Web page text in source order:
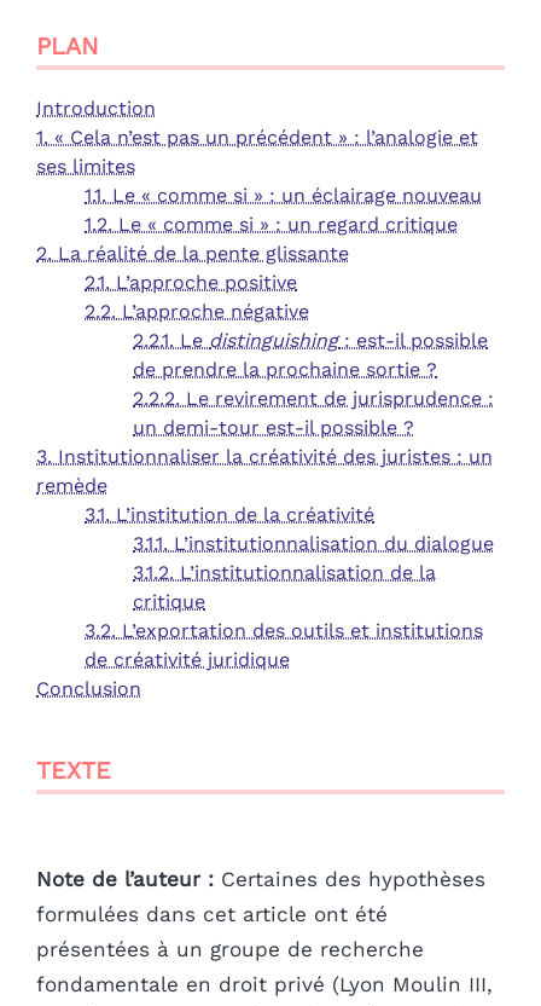
PLAN
Introduction
1. « Cela n’est pas un précédent » : l’analogie et
ses limites
1.1. Le « comme si » : un éclairage nouveau
1.2. Le « comme si » : un regard critique
2. La réalité de la pente glissante
2.1. L’approche positive
2.2. L’approche négative
2.2.1. Le distinguishing: est-il possible
de prendre la prochaine sortie ?
2.2.2. Le revirement de jurisprudence :
un demi-tour est-il possible ?
3. Institutionnaliser la créativité des juristes : un
remède
3.1. L’institution de la créativité
3.1.1. L’institutionnalisation du dialogue
3.1.2. L’institutionnalisation de la
critique
3.2. L’exportation des outils et institutions
de créativité juridique
Conclusion
TEXTE
Note de l’auteur : Certaines des hypothèses
formulées dans cet article ont été
présentées à un groupe de recherche
fondamentale en droit privé (Lyon Moulin III,